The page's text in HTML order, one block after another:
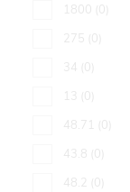
1800
0
0
34
0
13
0
48.71
0
43.8
0
48.2
0